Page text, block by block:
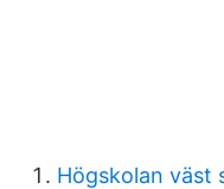
Högskolan väst